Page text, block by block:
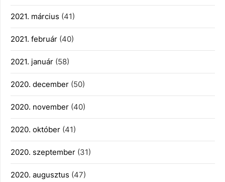
2021. március (41)
2021. február (40)
2021. január (58)
2020. december (50)
2020. november (40)
2020. október (41)
2020. szeptember (31)
2020. augusztus (47)